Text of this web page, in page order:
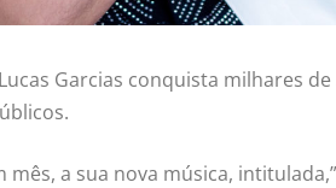
Garcias conquista milhares
a sua nova música,